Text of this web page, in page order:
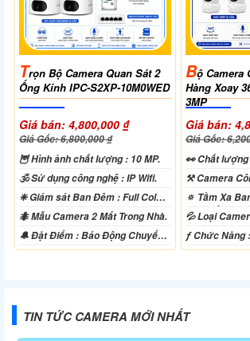
TRọn Bộ Camera Quan Sát 2
Ống Kính IPC-S2XP-10M0WED
Giá bán: 4,800,000 ₫
Giá Gốc: 6,800,000 ₫
🦉 Hình ảnh chất lượng : 10 MP.
🕉️ Sử dụng công nghệ :IP Wifi.
❈ Giám sát Ban Đêm :Full Color
20m Có Màu Ban Ðêm.
🐜 Mẫu Camera2 Mắt Trong Nhà.
️🔔 Đặt Điểm :Báo Động Chuyển
Động.
BỘ Camera
Hàng Xoay
3MP
Giá bán:
Giá Gốc:
️👀 Chất
10m Hồng
💦 Loại
️ƒ
TIN TỨC CAMERA MỚI NHẤT